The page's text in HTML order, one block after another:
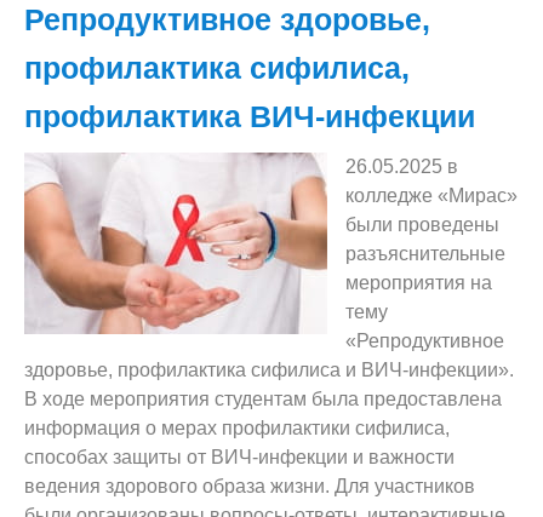
Репродуктивное здоровье,
профилактика сифилиса,
профилактика ВИЧ-инфекции
26.05.2025 в
колледже «Мирас»
были проведены
разъяснительные
мероприятия на
тему
«Репродуктивное
здоровье, профилактика сифилиса и ВИЧ-инфекции».
В ходе мероприятия студентам была предоставлена
информация о мерах профилактики сифилиса,
способах защиты от ВИЧ-инфекции и важности
ведения здорового образа жизни. Для участников